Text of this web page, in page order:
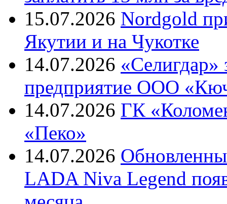
15.07.2026 Nordgold
Якутии и на Чукотке
14.07.2026 «Селигдар»
предприятие ООО
14.07.2026 ГК
«Пеко»
14.07.2026
LADA Niva Legend